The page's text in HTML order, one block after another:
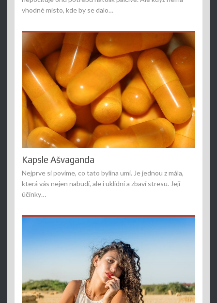
vhodné místo, kde by se dalo…
Kapsle Ašvaganda
Nejprve si povíme, co tato bylina umí. Je jednou z mála,
která vás nejen nabudí, ale i uklidní a zbaví stresu. Její
účinky…